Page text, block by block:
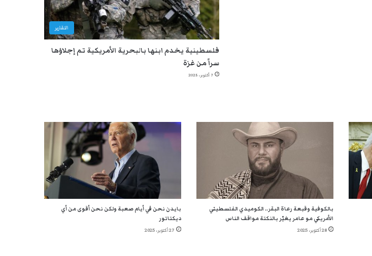
التقارير
فلسطينية يخدم ابنها بالبحرية الأمريكية تم إجلاؤها
سراً من غزة
7 أكتوبر، 2025
بالكوفية وقبعة رعاة البقر.. الكوميدي الفلسطيني
الأمريكي مو عامر يغيّر بالنكتة مواقف الناس
28 أكتوبر، 2025
بايدن نحن في أيام صعبة ولكن نحن أقوى من أي
ديكتاتور
27 أكتوبر، 2025